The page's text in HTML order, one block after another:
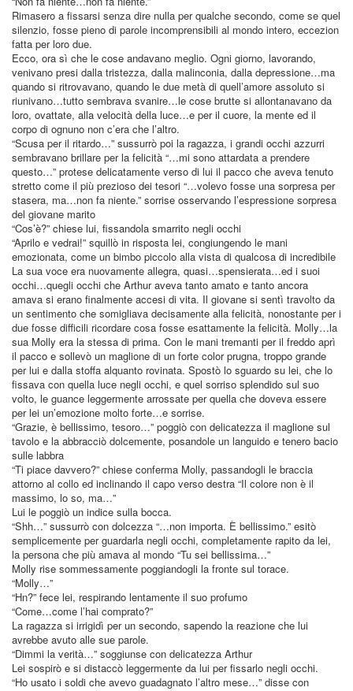
Rimasero a fissarsi senza dire nulla per qualche secondo, come se quel
silenzio, fosse pieno di parole incomprensibili al mondo intero, eccezion
fatta per loro due.
Ecco, ora sì che le cose andavano meglio. Ogni giorno, lavorando,
venivano presi dalla tristezza, dalla malinconia, dalla depressione…ma
quando si ritrovavano, quando le due metà di quell’amore assoluto si
riunivano…tutto sembrava svanire…le cose brutte si allontanavano da
loro, ovattate, alla velocità della luce…e per il cuore, la mente ed il
corpo di ognuno non c’era che l’altro.
“Scusa per il ritardo…” sussurrò poi la ragazza, i grandi occhi azzurri
sembravano brillare per la felicità “…mi sono attardata a prendere
questo…” protese delicatamente verso di lui il pacco che aveva tenuto
stretto come il più prezioso dei tesori “…volevo fosse una sorpresa per
stasera, ma…non fa niente.” sorrise osservando l’espressione sorpresa
del giovane marito
“Cos’è?” chiese lui, fissandola smarrito negli occhi
“Aprilo e vedrai!” squillò in risposta lei, congiungendo le mani
emozionata, come un bimbo piccolo alla vista di qualcosa di incredibile
La sua voce era nuovamente allegra, quasi…spensierata…ed i suoi
occhi…quegli occhi che Arthur aveva tanto amato e tanto ancora
amava si erano finalmente accesi di vita. Il giovane si sentì travolto da
un sentimento che somigliava decisamente alla felicità, nonostante per i
due fosse difficili ricordare cosa fosse esattamente la felicità. Molly…la
sua Molly era la stessa di prima. Con le mani tremanti per il freddo aprì
il pacco e sollevò un maglione di un forte color prugna, troppo grande
per lui e dalla stoffa alquanto rovinata. Spostò lo sguardo su lei, che lo
fissava con quella luce negli occhi, e quel sorriso splendido sul suo
volto, le guance leggermente arrossate per quella che doveva essere
per lei un’emozione molto forte…e sorrise.
“Grazie, è bellissimo, tesoro…” poggiò con delicatezza il maglione sul
tavolo e la abbracciò dolcemente, posandole un languido e tenero bacio
sulle labbra
“Ti piace davvero?” chiese conferma Molly, passandogli le braccia
attorno al collo ed inclinando il capo verso destra “Il colore non è il
massimo, lo so, ma…”
Lui le poggiò un indice sulla bocca.
“Shh…” sussurrò con dolcezza “…non importa. È bellissimo.” esitò
semplicemente per guardarla negli occhi, completamente rapito da lei,
la persona che più amava al mondo “Tu sei bellissima…”
Molly rise sommessamente poggiandogli la fronte sul torace.
“Molly…”
“Hn?” fece lei, respirando lentamente il suo profumo
“Come…come l’hai comprato?”
La ragazza si irrigidì per un secondo, sapendo la reazione che lui
avrebbe avuto alle sue parole.
“Dimmi la verità…” soggiunse con delicatezza Arthur
Lei sospirò e si distaccò leggermente da lui per fissarlo negli occhi.
“Ho usato i soldi che avevo guadagnato l’altro mese…” disse con